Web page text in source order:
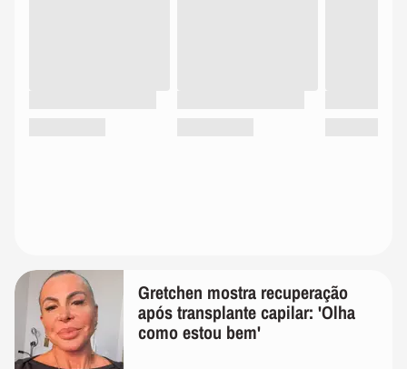
Gretchen mostra recuperação
após transplante capilar: 'Olha
como estou bem'